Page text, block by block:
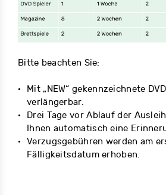
Bitte beachten Sie:
Mit „NEW“ gekennzeichnete
verlängerbar.
Drei Tage vor Ablauf der
Ihnen automatisch eine
Verzugsgebühren werden am
Fälligkeitsdatum erhoben.